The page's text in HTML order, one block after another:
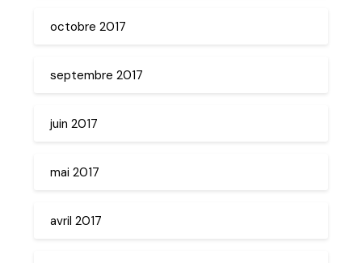
octobre 2017
septembre 2017
juin 2017
mai 2017
avril 2017